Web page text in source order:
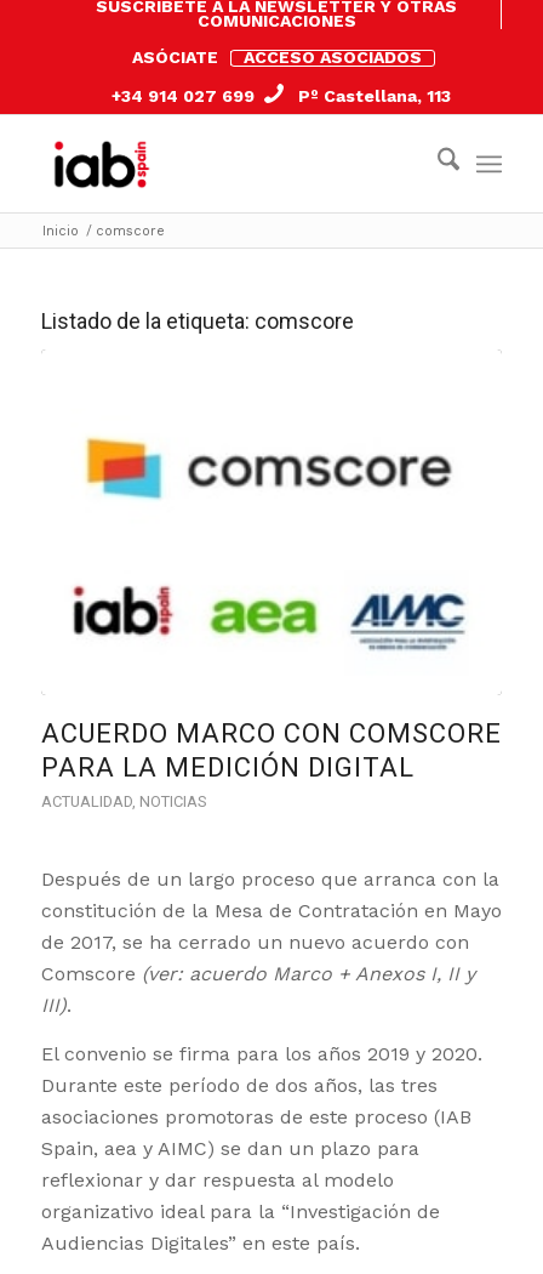
SUSCRÍBETE A LA NEWSLETTER Y OTRAS
COMUNICACIONES
ASÓCIATE
ACCESO ASOCIADOS
+34 914 027 699
Pº Castellana, 113
Inicio / comscore
Listado de la etiqueta: comscore
ACUERDO MARCO CON COMSCORE
PARA LA MEDICIÓN DIGITAL
ACTUALIDAD, NOTICIAS
Después de un largo proceso que arranca con la
constitución de la Mesa de Contratación en Mayo
de 2017, se ha cerrado un nuevo acuerdo con
Comscore (ver: acuerdo Marco + Anexos I, II y
III).
El convenio se firma para los años 2019 y 2020.
Durante este período de dos años, las tres
asociaciones promotoras de este proceso (IAB
Spain, aea y AIMC) se dan un plazo para
reflexionar y dar respuesta al modelo
organizativo ideal para la “Investigación de
Audiencias Digitales” en este país.